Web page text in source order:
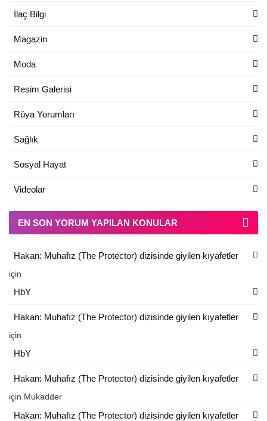
İlaç Bilgi
Magazin
Moda
Resim Galerisi
Rüya Yorumları
Sağlık
Sosyal Hayat
Videolar
EN SON YORUM YAPILAN KONULAR
Hakan: Muhafız (The Protector) dizisinde giyilen kıyafetler
için
HbY
Hakan: Muhafız (The Protector) dizisinde giyilen kıyafetler
için
HbY
Hakan: Muhafız (The Protector) dizisinde giyilen kıyafetler
için Mukadder
Hakan: Muhafız (The Protector) dizisinde giyilen kıyafetler